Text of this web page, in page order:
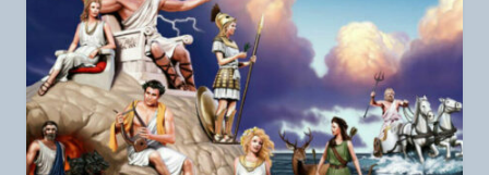
записям